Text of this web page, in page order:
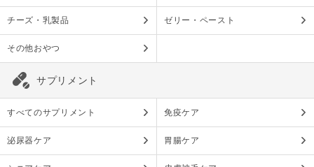
チーズ・乳製品 ゼリー・ペースト
その他おやつ
サプリメント
すべてのサプリメント 免疫ケア
泌尿器ケア 胃腸ケア